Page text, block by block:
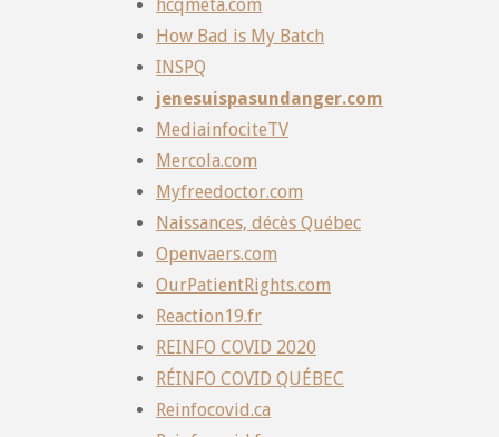
hcqmeta.com
How Bad is My Batch
INSPQ
jenesuispasundanger.com
MediainfociteTV
Mercola.com
Myfreedoctor.com
Naissances, décès Québec
Openvaers.com
OurPatientRights.com
Reaction19.fr
REINFO COVID 2020
RÉINFO COVID QUÉBEC
Reinfocovid.ca